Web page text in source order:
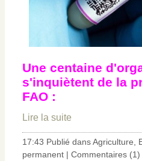
Une centaine
s'inquiètent de la
FAO :
Lire la suite
17:43 Publié dansAgriculture
permanent | Commentaires (1)